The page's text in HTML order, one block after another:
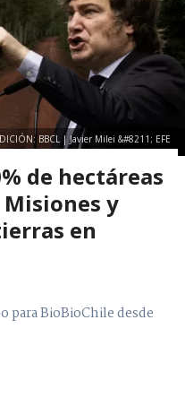
BBCL | Javier Milei &#8211; EFE
de hectáreas
y
en
para BioBioChile desde